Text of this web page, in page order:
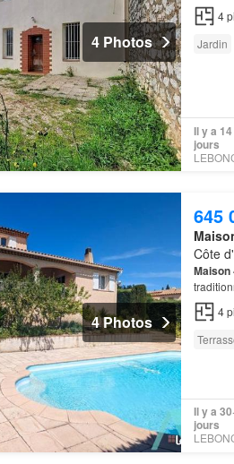
4 Photos
4
Jardin
Il y a 14
jours
4 Photos
645
Côte
Maison
total,
4
Il y a
jours